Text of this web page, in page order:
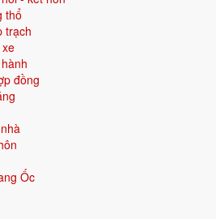
thổ
trạch
đồng
Ốc
có biến động lớn về vận khí.
2028 nên tập trung gì?
sinh năm 2028 nên ưu tiên các chủ đề
2028 mệnh Thổ